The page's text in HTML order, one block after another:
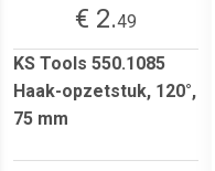
€ 2.49
KS Tools 550.1085
Haak-opzetstuk, 120°,
75 mm